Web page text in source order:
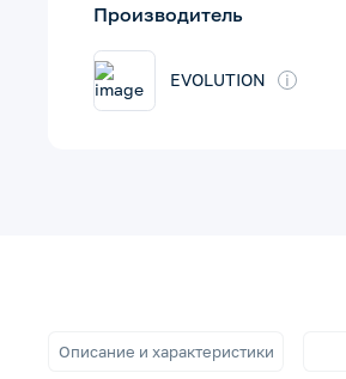
Производитель
EVOLUTION i
Описание и характеристики